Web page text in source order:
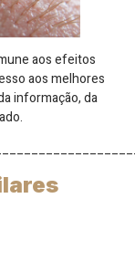
aos efeitos
aos melhores
informação, da